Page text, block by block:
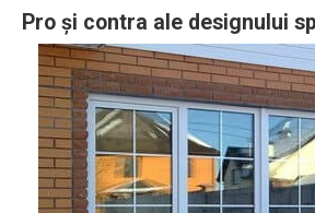
Pro și contra ale designului